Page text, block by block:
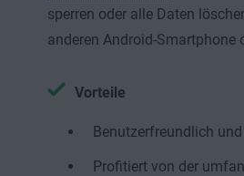
sperren oder alle Daten
anderen Android-Smartphone
Vorteile
Benutzerfreundlich
Profitiert von der